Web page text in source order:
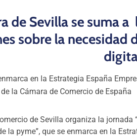
de Sevilla se suma
sobre la
en la Estrategia España
la Cámara de Comercio de España
de Sevilla organiza la
la pyme”, que se enmarca en la